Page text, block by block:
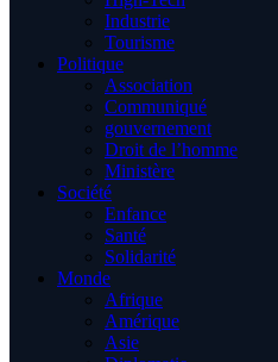
Industrie
Tourisme
Politique
Association
Communiqué
gouvernement
Droit de l’homme
Ministère
Société
Enfance
Santé
Solidarité
Monde
Afrique
Amérique
Asie